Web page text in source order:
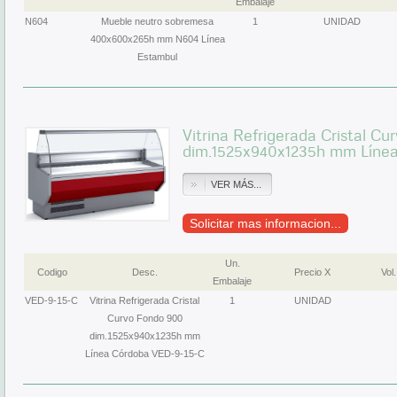
N604
Mueble neutro sobremesa
400x600x265h mm N604 Línea
Estambul
1 UNIDAD
Vitrina Refrigerada Cristal
dim.1525x940x1235h mm
VER MÁS...
Solicitar mas informacion...
Codigo Desc.
Un.
Embalaje
Precio X Vol.
VED-9-15-C
Vitrina Refrigerada Cristal
Curvo Fondo 900
dim.1525x940x1235h mm
Línea Córdoba VED-9-15-C
1 UNIDAD